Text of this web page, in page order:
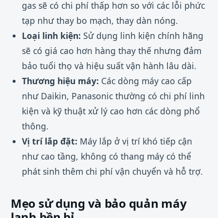
gas sẽ có chi phí thấp hơn so với các lỗi phức
tạp như thay bo mạch, thay dàn nóng.
Loại linh kiện: Sử dụng linh kiện chính hãng
sẽ có giá cao hơn hàng thay thế nhưng đảm
bảo tuổi thọ và hiệu suất vận hành lâu dài.
Thương hiệu máy: Các dòng máy cao cấp
như Daikin, Panasonic thường có chi phí linh
kiện và kỹ thuật xử lý cao hơn các dòng phổ
thông.
Vị trí lắp đặt: Máy lắp ở vị trí khó tiếp cận
như cao tầng, không có thang máy có thể
phát sinh thêm chi phí vận chuyển và hỗ trợ.
Mẹo sử dụng và bảo quản máy